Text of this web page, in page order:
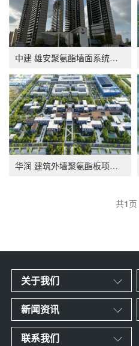
中建 雄安聚氨酯墙面系统应用
华润 建筑外墙聚氨酯板项目应用
共1页
关于我们
新闻资讯
联系我们